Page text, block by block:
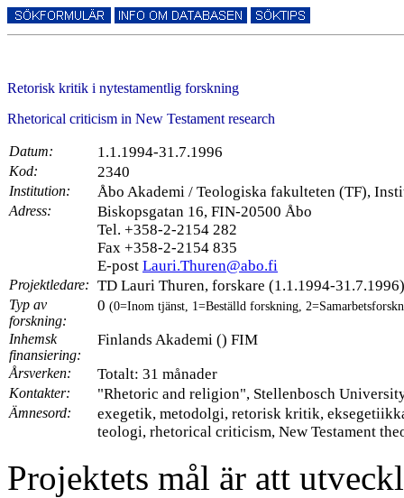
Retorisk kritik i nytestamentlig forskning
Rhetorical criticism in New Testament research
Datum: 1.1.1994-31.7.1996
Kod: 2340
Institution: Åbo Akademi / Teologiska fakulteten (TF),
Adress:
Biskopsgatan 16, FIN-20500 Åbo
Tel. +358-2-2154 282
Fax +358-2-2154 835
E-post Lauri.Thuren@abo.fi
Projektledare: TD Lauri Thuren, forskare (1.1.1994-31.7.1996)
Typ av
forskning:
0 (0=Inom tjänst, 1=Beställd forskning,
Inhemsk
finansiering:
Finlands Akademi () FIM
Årsverken: Totalt: 31 månader
Kontakter: "Rhetoric and religion", Stellenbosch
Ämnesord:
exegetik, metodolgi, retorisk kritik,
teologi, rhetorical criticism, New Testament
Projektets mål är att